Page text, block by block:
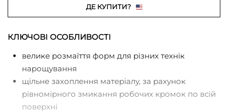
ДЕ КУПИТИ?
КЛЮЧОВІ ОСОБЛИВОСТІ
велике розмаїття форм для різних технік
нарощування
щільне захоплення матеріалу, за рахунок
рівномірного змикання робочих кромок по всій
поверхні